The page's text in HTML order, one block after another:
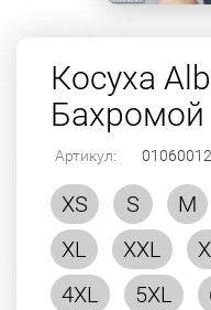
Косуха
Бахромой
Артикул: 01060012
XS S M
XL
XXL
4XL
5XL